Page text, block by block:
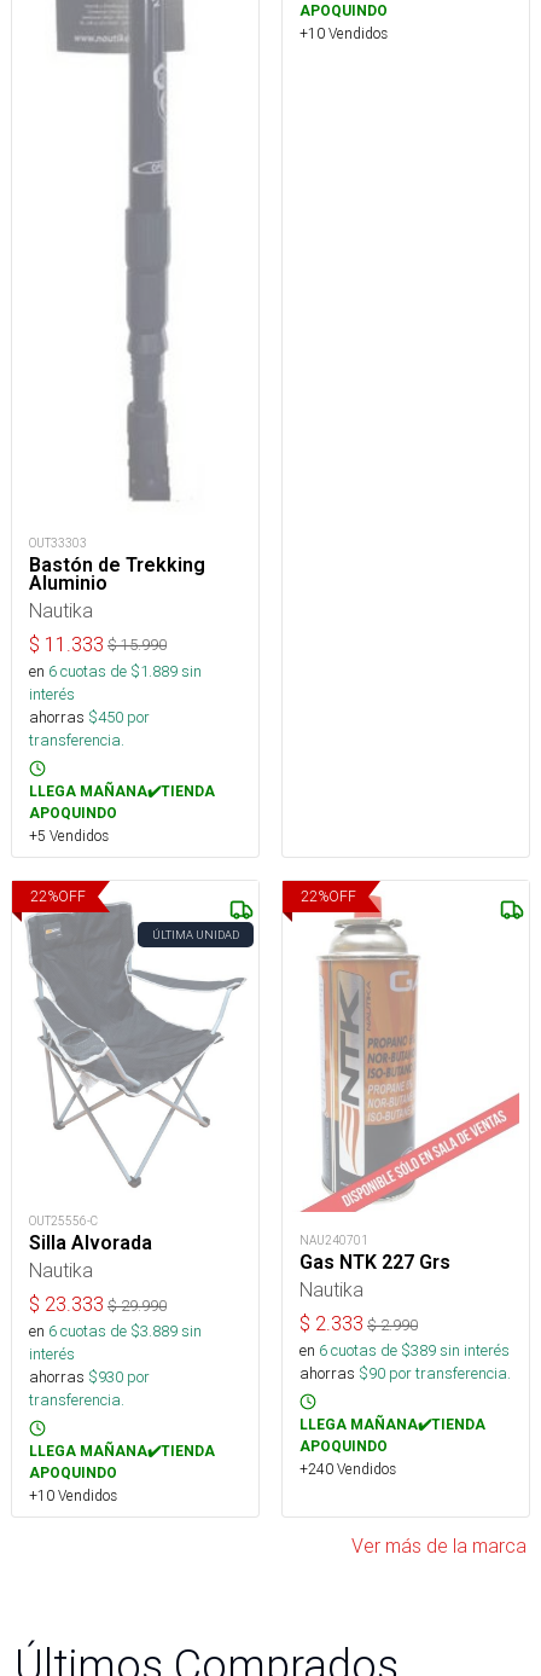
OUT33303
Bastón de Trekking
Aluminio
Nautika
$ 11.333 $15.990
en 6cuotas de $1.889sin
interés
ahorras $450 por
transferencia.
LLEGA MAÑANA✔️TIENDA
APOQUINDO
+5 Vendidos
APOQUINDO
+10 Vendidos
22%OFF
ÚLTIMA UNIDAD
OUT25556-C
Silla Alvorada
Nautika
$ 23.333 $29.990
en 6cuotas de $3.889sin
interés
ahorras $930 por
transferencia.
LLEGA MAÑANA✔️TIENDA
APOQUINDO
+10 Vendidos
22%OFF
NAU240701
Gas NTK 227 Grs
Nautika
$ 2.333 $2.990
en 6cuotas de $389sin interés
ahorras $90 por transferencia.
LLEGA MAÑANA✔️TIENDA
APOQUINDO
+240 Vendidos
Ver más de la marca
Últimos Comprados